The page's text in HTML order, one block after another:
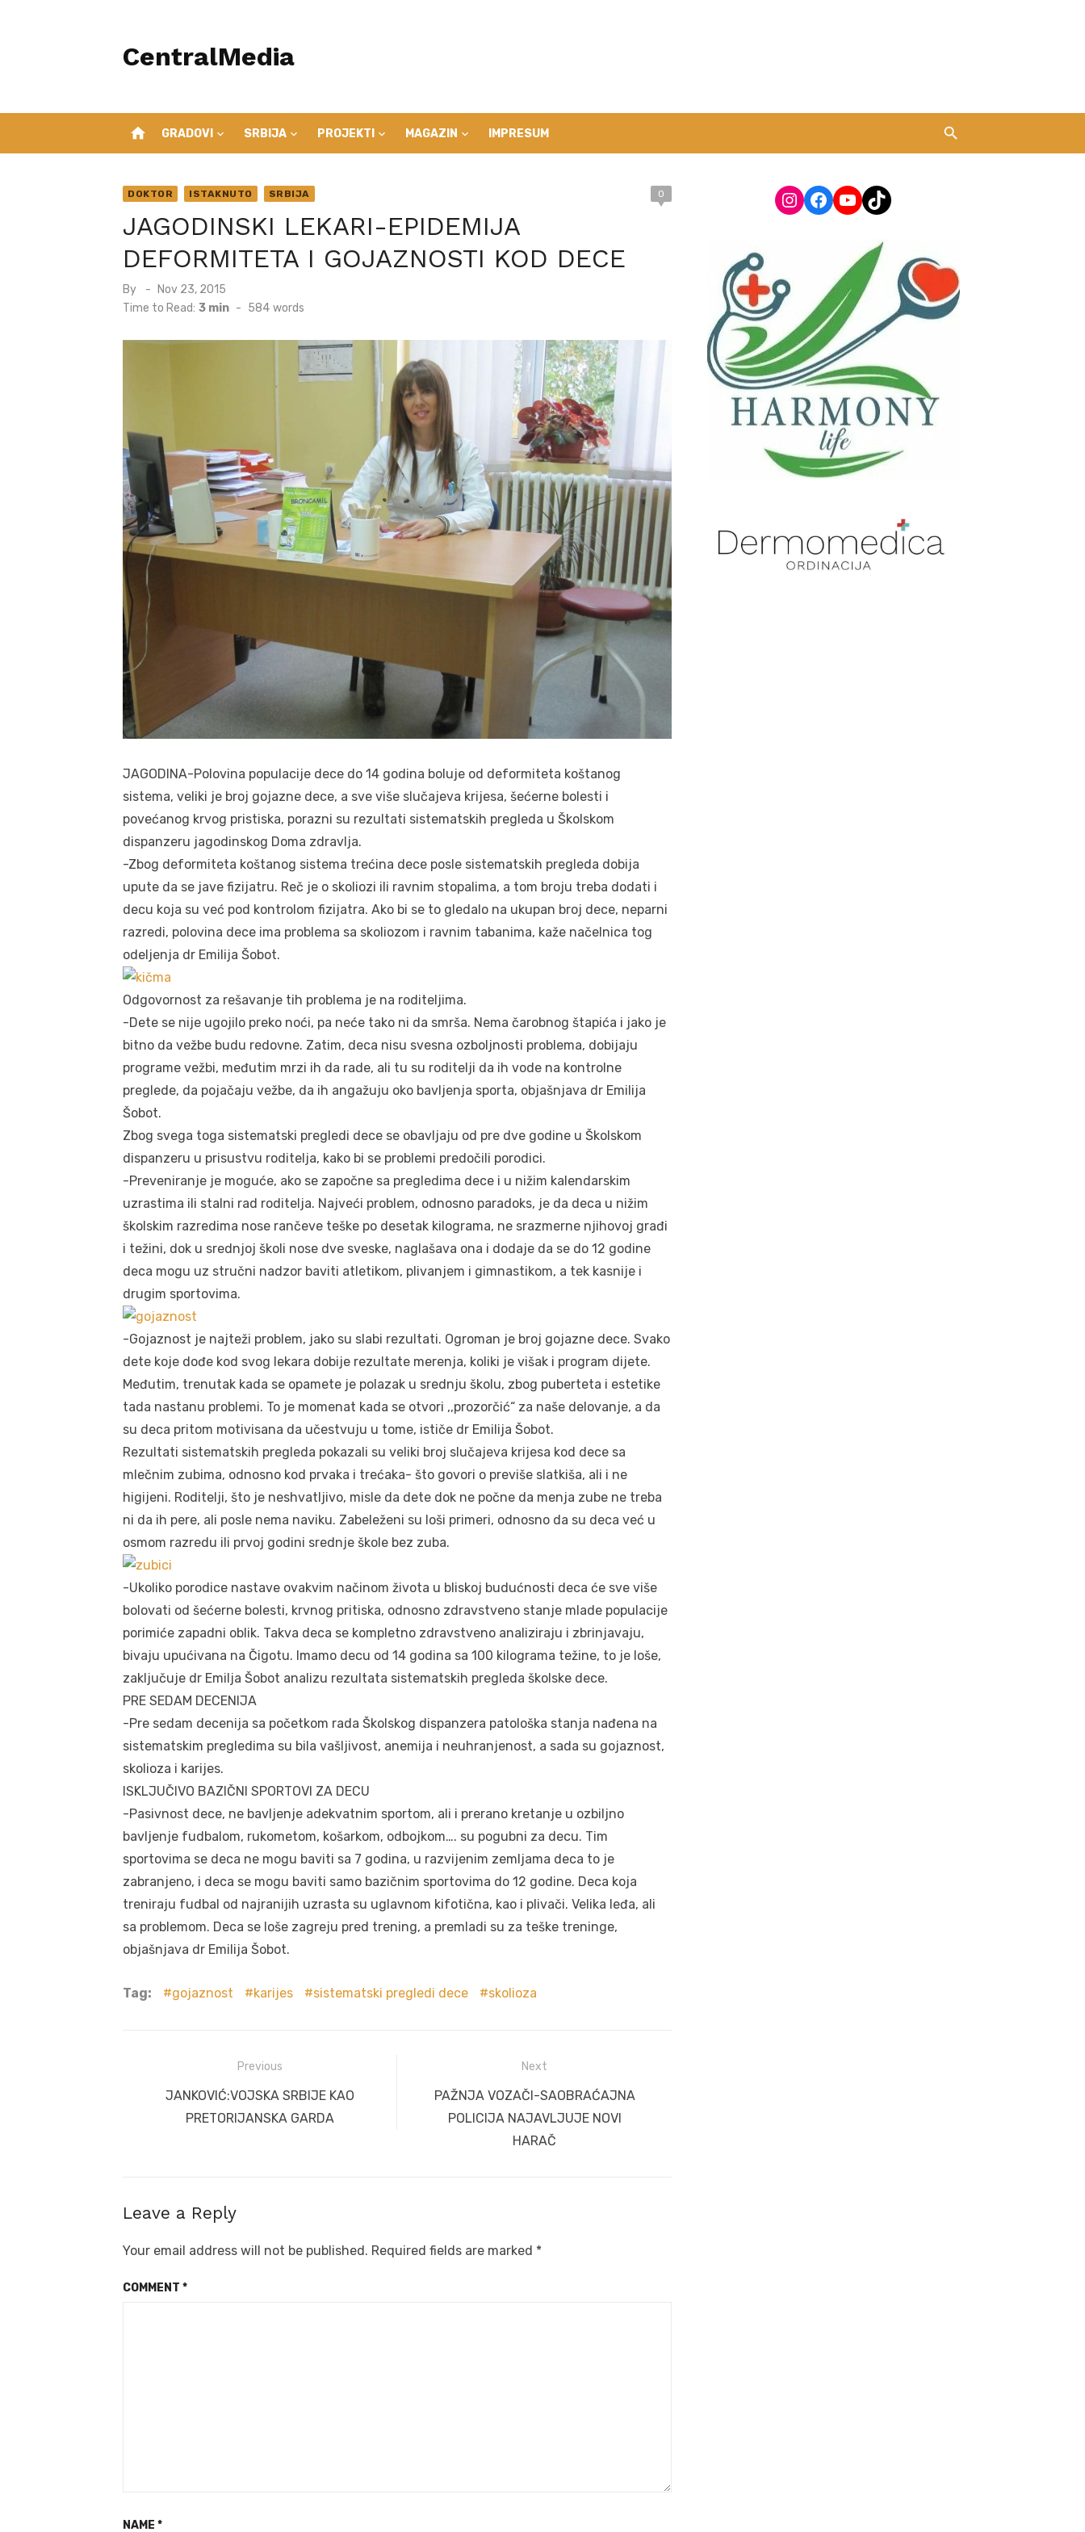
CentralMedia
home GRADOVI SRBIJA PROJEKTI MAGAZIN IMPRESUM
DOKTOR ISTAKNUTO SRBIJA 0
JAGODINSKI LEKARI-EPIDEMIJA
DEFORMITETA I GOJAZNOSTI KOD DECE
By
Posted
on
Nov 23, 2015
Time to Read: 3 min - 584 words
JAGODINA-Polovina populacije dece do 14 godina boluje od deformiteta koštanog
sistema, veliki je broj gojazne dece, a sve više slučajeva krijesa, šećerne bolesti i
povećanog krvog pristiska, porazni su rezultati sistematskih pregleda u Školskom
dispanzeru jagodinskog Doma zdravlja.
-Zbog deformiteta koštanog sistema trećina dece posle sistematskih pregleda dobija
upute da se jave fizijatru. Reč je o skoliozi ili ravnim stopalima, a tom broju treba dodati i
decu koja su već pod kontrolom fizijatra. Ako bi se to gledalo na ukupan broj dece, neparni
razredi, polovina dece ima problema sa skoliozom i ravnim tabanima, kaže načelnica tog
odeljenja dr Emilija Šobot.
Odgovornost za rešavanje tih problema je na roditeljima.
-Dete se nije ugojilo preko noći, pa neće tako ni da smrša. Nema čarobnog štapića i jako je
bitno da vežbe budu redovne. Zatim, deca nisu svesna ozboljnosti problema, dobijaju
programe vežbi, međutim mrzi ih da rade, ali tu su roditelji da ih vode na kontrolne
preglede, da pojačaju vežbe, da ih angažuju oko bavljenja sporta, objašnjava dr Emilija
Šobot.
Zbog svega toga sistematski pregledi dece se obavljaju od pre dve godine u Školskom
dispanzeru u prisustvu roditelja, kako bi se problemi predočili porodici.
-Preveniranje je moguće, ako se započne sa pregledima dece i u nižim kalendarskim
uzrastima ili stalni rad roditelja. Najveći problem, odnosno paradoks, je da deca u nižim
školskim razredima nose rančeve teške po desetak kilograma, ne srazmerne njihovoj građi
i težini, dok u srednjoj školi nose dve sveske, naglašava ona i dodaje da se do 12 godine
deca mogu uz stručni nadzor baviti atletikom, plivanjem i gimnastikom, a tek kasnije i
drugim sportovima.
-Gojaznost je najteži problem, jako su slabi rezultati. Ogroman je broj gojazne dece. Svako
dete koje dođe kod svog lekara dobije rezultate merenja, koliki je višak i program dijete.
Međutim, trenutak kada se opamete je polazak u srednju školu, zbog puberteta i estetike
tada nastanu problemi. To je momenat kada se otvori ,,prozorčić“ za naše delovanje, a da
su deca pritom motivisana da učestvuju u tome, ističe dr Emilija Šobot.
Rezultati sistematskih pregleda pokazali su veliki broj slučajeva krijesa kod dece sa
mlečnim zubima, odnosno kod prvaka i trećaka- što govori o previše slatkiša, ali i ne
higijeni. Roditelji, što je neshvatljivo, misle da dete dok ne počne da menja zube ne treba
ni da ih pere, ali posle nema naviku. Zabeleženi su loši primeri, odnosno da su deca već u
osmom razredu ili prvoj godini srednje škole bez zuba.
-Ukoliko porodice nastave ovakvim načinom života u bliskoj budućnosti deca će sve više
bolovati od šećerne bolesti, krvnog pritiska, odnosno zdravstveno stanje mlade populacije
porimiće zapadni oblik. Takva deca se kompletno zdravstveno analiziraju i zbrinjavaju,
bivaju upućivana na Čigotu. Imamo decu od 14 godina sa 100 kilograma težine, to je loše,
zaključuje dr Emilja Šobot analizu rezultata sistematskih pregleda školske dece.
PRE SEDAM DECENIJA
-Pre sedam decenija sa početkom rada Školskog dispanzera patološka stanja nađena na
sistematskim pregledima su bila vašljivost, anemija i neuhranjenost, a sada su gojaznost,
skolioza i karijes.
ISKLJUČIVO BAZIČNI SPORTOVI ZA DECU
-Pasivnost dece, ne bavljenje adekvatnim sportom, ali i prerano kretanje u ozbiljno
bavljenje fudbalom, rukometom, košarkom, odbojkom…. su pogubni za decu. Tim
sportovima se deca ne mogu baviti sa 7 godina, u razvijenim zemljama deca to je
zabranjeno, i deca se mogu baviti samo bazičnim sportovima do 12 godine. Deca koja
treniraju fudbal od najranijih uzrasta su uglavnom kifotična, kao i plivači. Velika leđa, ali
sa problemom. Deca se loše zagreju pred trening, a premladi su za teške treninge,
objašnjava dr Emilija Šobot.
Tag: gojaznost karijes sistematski pregledi dece skolioza
navigation
Previous
Previous
JANKOVIĆ:VOJSKA SRBIJE KAO
PRETORIJANSKA GARDA
Next
Next
post:
PAŽNJA VOZAČI-SAOBRAĆAJNA
POLICIJA NAJAVLJUJE NOVI
HARAČ
Leave a Reply
Your email address will not be published. Required fields are marked *
COMMENT *
NAME *
Instagram
Facebook
YouTube
TikTok